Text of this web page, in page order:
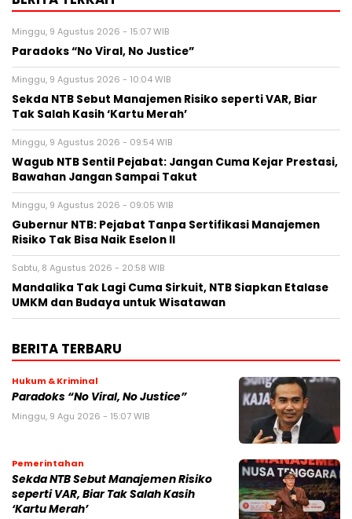
Minggu, 9 Agustus 2026 - 15:07 WIB
Paradoks “No Viral, No Justice”
Minggu, 9 Agustus 2026 - 10:04 WIB
Sekda NTB Sebut Manajemen Risiko seperti VAR, Biar
Tak Salah Kasih ‘Kartu Merah’
Minggu, 9 Agustus 2026 - 09:54 WIB
Wagub NTB Sentil Pejabat: Jangan Cuma Kejar Prestasi,
Bawahan Jangan Sampai Takut
Minggu, 9 Agustus 2026 - 09:05 WIB
Gubernur NTB: Pejabat Tanpa Sertifikasi Manajemen
Risiko Tak Bisa Naik Eselon II
Sabtu, 8 Agustus 2026 - 20:58 WIB
Mandalika Tak Lagi Cuma Sirkuit, NTB Siapkan Etalase
UMKM dan Budaya untuk Wisatawan
BERITA TERBARU
Hukum & Kriminal
Paradoks “No Viral, No Justice”
Minggu, 9 Agu 2026 - 15:07 WIB
Pemerintahan
Sekda NTB Sebut Manajemen Risiko
seperti VAR, Biar Tak Salah Kasih
‘Kartu Merah’